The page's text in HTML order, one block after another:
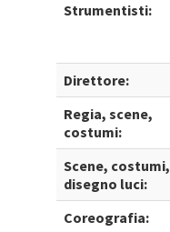
Strumentisti:
Direttore:
Regia, scene,
costumi:
Scene, costumi,
disegno luci:
Coreografia: